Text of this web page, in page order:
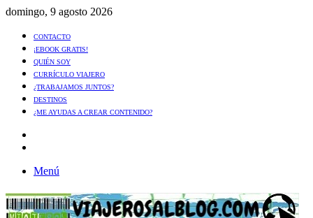
domingo, 9 agosto 2026
CONTACTO
¡EBOOK GRATIS!
QUIÉN SOY
CURRÍCULO VIAJERO
¿TRABAJAMOS JUNTOS?
DESTINOS
¿ME AYUDAS A CREAR CONTENIDO?
Menú